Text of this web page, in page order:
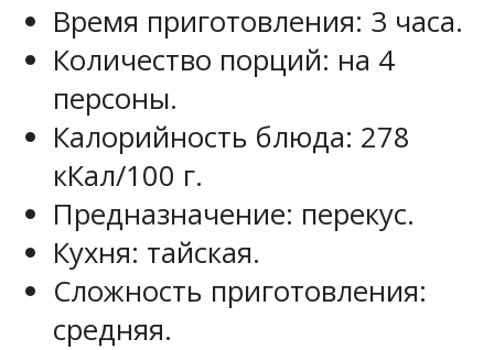
Время приготовления: 3 часа.
Количество порций: на 4
персоны.
Калорийность блюда: 278
кКал/100 г.
Предназначение: перекус.
Кухня: тайская.
Сложность приготовления:
средняя.